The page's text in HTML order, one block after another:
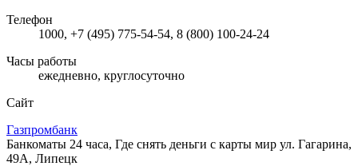
Телефон
1000, +7 (495) 775-54-54, 8 (800) 100-24-24
Часы работы
ежедневно, круглосуточно
Сайт
Газпромбанк
Банкоматы 24 часа, Где снять деньги с карты мир ул. Гагарина,
49А, Липецк